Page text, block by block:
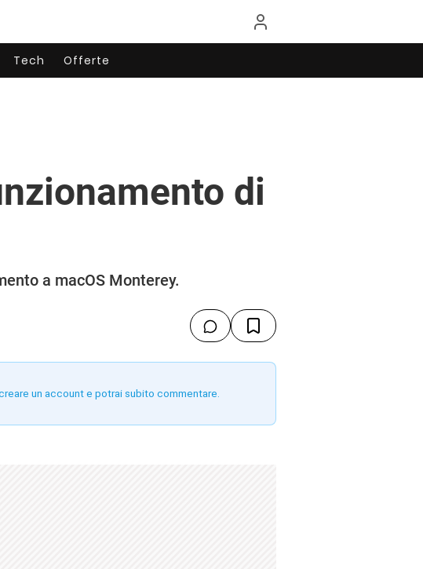
Tech Offerte
di
a macOS Monterey.
un account e potrai subito commentare.